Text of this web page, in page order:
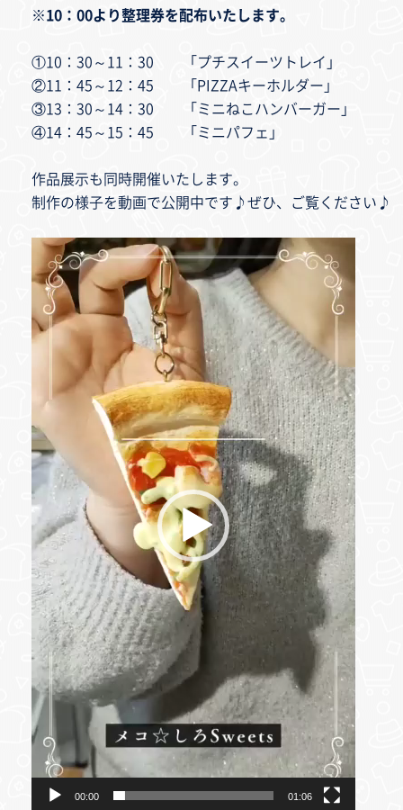
※10：00より整理券を配布いたします。
①10：30～11：30 「プチスイーツトレイ」
②11：45～12：45 「PIZZAキーホルダー」
③13：30～14：30 「ミニねこハンバーガー」
④14：45～15：45 「ミニパフェ」
作品展示も同時開催いたします。
制作の様子を動画で公開中です♪ぜひ、ご覧ください♪
動
画
レ
ー
00:00 01:06